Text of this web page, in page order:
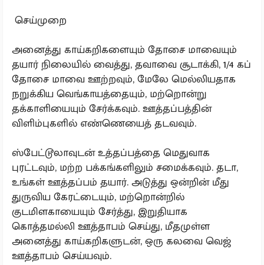
செய்முறை
அனைத்து காய்கறிகளையும் தோசை மாவையும்
தயார் நிலையில் வைத்து, தவாவை சூடாக்கி, 1/4 கப்
தோசை மாவை ஊற்றவும், மேலே மெல்லியதாக
நறுக்கிய வெங்காயத்தையும், மற்றொன்று
தக்காளியையும் சேர்க்கவும். ஊத்தப்பத்தின்
விளிம்புகளில் எண்ணெயைத் தடவவும்.
ஸ்பேட்டூலாவுடன் உத்தப்பத்தை மெதுவாக
புரட்டவும், மற்ற பக்கங்களிலும் சமைக்கவும். தடா,
உங்கள் ஊத்தப்பம் தயார். அடுத்து ஒன்றின் மீது
துருவிய கேரட்டையும், மற்றொன்றில்
குடமிளகாயையும் சேர்த்து, இறுதியாக
கொத்தமல்லி ஊத்தாபம் செய்து, மீதமுள்ள
அனைத்து காய்கறிகளுடன், ஒரு கலவை வெஜ்
ஊத்தாபம் செய்யவும்.